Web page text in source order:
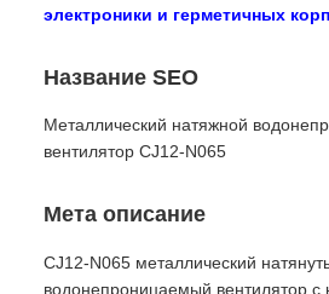
электроники и герметичных
Название SEO
Металлический натяжной
вентилятор CJ12-N065
Мета описание
CJ12-N065 металлический
водонепроницаемый вентилятор с